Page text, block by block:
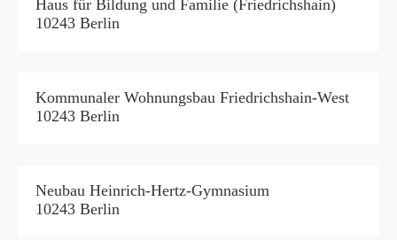
Haus für Bildung und Familie (Friedrichshain)
10243 Berlin
Kommunaler Wohnungsbau Friedrichshain-West
10243 Berlin
Neubau Heinrich-Hertz-Gymnasium
10243 Berlin